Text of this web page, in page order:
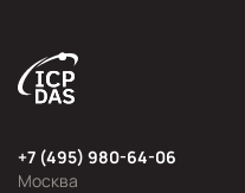
Москва
+7 (495) 980-64-06